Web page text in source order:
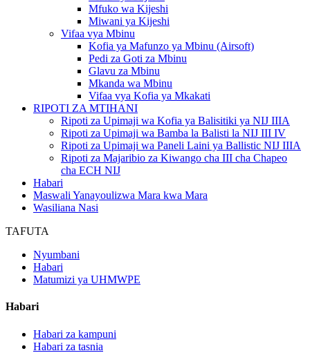
Mfuko wa Kijeshi
Miwani ya Kijeshi
Vifaa vya Mbinu
Kofia ya Mafunzo ya Mbinu (Airsoft)
Pedi za Goti za Mbinu
Glavu za Mbinu
Mkanda wa Mbinu
Vifaa vya Kofia ya Mkakati
RIPOTI ZA MTIHANI
Ripoti za Upimaji wa Kofia ya Balisitiki ya NIJ IIIA
Ripoti za Upimaji wa Bamba la Balisti la NIJ III IV
Ripoti za Upimaji wa Paneli Laini ya Ballistic NIJ IIIA
Ripoti za Majaribio za Kiwango cha III cha Chapeo
cha ECH NIJ
Habari
Maswali Yanayoulizwa Mara kwa Mara
Wasiliana Nasi
TAFUTA
Nyumbani
Habari
Matumizi ya UHMWPE
Habari
Habari za kampuni
Habari za tasnia